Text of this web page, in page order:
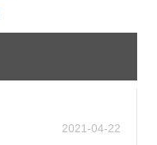
2021-04-22